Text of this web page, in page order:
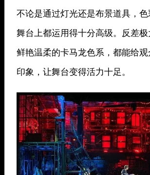
不论是通过灯光还是布景道具，
舞台上都运用得十分高级。反差
鲜艳温柔的卡马龙色系，都能给
印象，让舞台变得活力十足。